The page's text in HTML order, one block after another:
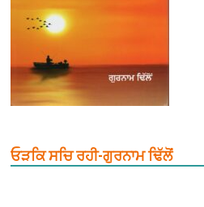
ਓੜਕਿ ਸਚਿ ਰਹੀ-ਗੁਰਨਾਮ ਢਿੱਲੋਂ